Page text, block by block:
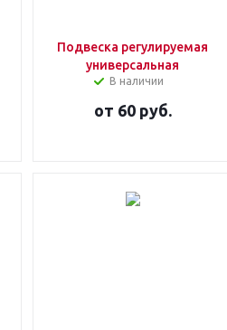
Подвеска регулируемая
универсальная
В наличии
от 60 руб.